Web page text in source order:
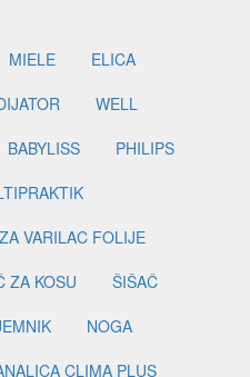
MIELE
ELICA
WELL
BABYLISS
PHILIPS
VARILAC FOLIJE
ZA KOSU
ŠIŠAČ
NOGA
CLIMA PLUS